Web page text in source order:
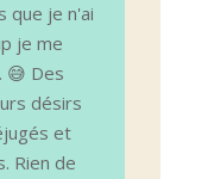
que je n'ai
je me
😅 Des
désirs
et
Rien de